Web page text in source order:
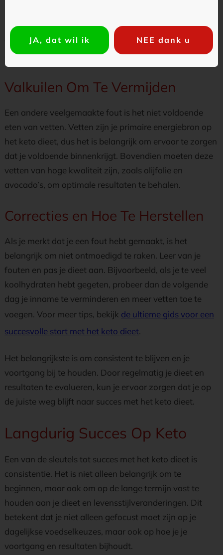
bijhouden van je voedselinname. Het is essentieel om te
weten hoeveel koolhydraten, vetten, en eiwitten je
consumeert om ervoor te zorgen dat je in ketose blijft.
Valkuilen Om Te Vermijden
Een andere veelgemaakte fout is het niet voldoende
eten van vetten. Vetten zijn je primaire energiebron op
het keto dieet, dus het is belangrijk om ervoor te zorgen
dat je voldoende binnenkrijgt. Bovendien moeten deze
vetten van hoge kwaliteit zijn, zoals olijfolie en
avocado’s, om optimale resultaten te behalen.
Correcties en Hoe Te Herstellen
Als je merkt dat je een fout hebt gemaakt, is het
belangrijk om niet ontmoedigd te raken. Leer van je
fouten en pas je dieet aan. Bijvoorbeeld, als je te veel
koolhydraten hebt gegeten, probeer dan de volgende
dag je inname te verminderen en meer vetten toe te
voegen. Voor meer tips, bekijk de ultieme gids voor een
succesvolle start met het keto dieet.
Het belangrijkste is om consistent te blijven en je
voortgang bij te houden. Door regelmatig je dieet en
resultaten te evalueren, kun je ervoor zorgen dat je op
de juiste weg blijft naar succes met het keto dieet.
Langdurig Succes Op Keto
Een van de sleutels tot succes met het keto dieet is
consistentie. Het is niet alleen belangrijk om te
beginnen, maar ook om op de lange termijn vast te
houden aan je dieet en levensstijlveranderingen. Dit
betekent dat je niet alleen gefocust moet zijn op je
dagelijkse voedselkeuzes, maar ook op hoe je je
voortgang en resultaten bijhoudt.
JA, dat wil ik NEE dank u